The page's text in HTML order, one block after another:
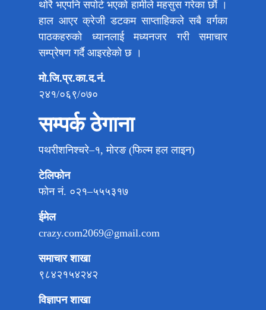
थोरै भएपनि सपोर्ट भएको हामीले महसुस गरेका छौं ।
हाल आएर क्रेजी डटकम साप्ताहिकले सबै वर्गका
पाठकहरुको ध्यानलाई मध्यनजर गरी समाचार
सम्प्रेषण गर्दै आइरहेको छ ।
मो.जि.प्र.का.द.नं.
२४१/०६९/०७०
सम्पर्क ठेगाना
पथरीशनिश्चरे–१, मोरङ (फिल्म हल लाइन)
टेलिफोन
फोन नं. ०२१–५५५३१७
ईमेल
crazy.com2069@gmail.com
समाचार शाखा
९८४२१५४२४२
विज्ञापन शाखा